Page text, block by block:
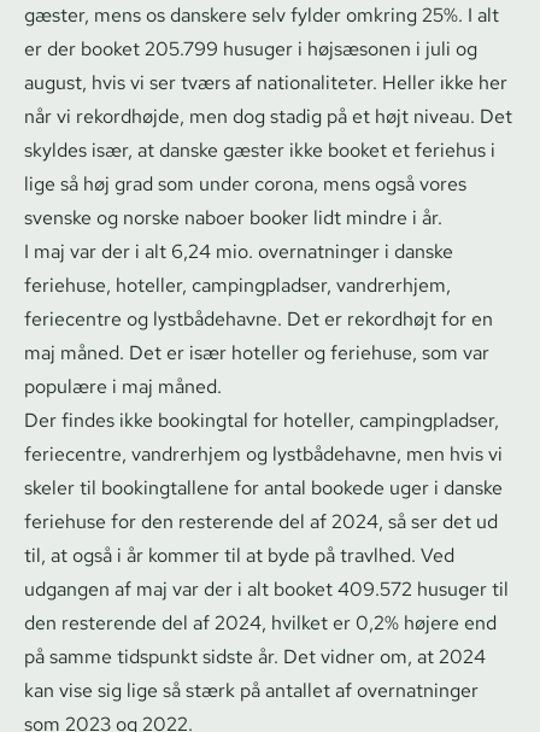
gæster, mens os danskere selv fylder omkring 25%. I alt
er der booket 205.799 husuger i højsæsonen i juli og
august, hvis vi ser tværs af nationaliteter. Heller ikke her
når vi rekordhøjde, men dog stadig på et højt niveau. Det
skyldes især, at danske gæster ikke booket et feriehus i
lige så høj grad som under corona, mens også vores
svenske og norske naboer booker lidt mindre i år.
I maj var der i alt 6,24 mio. overnatninger i danske
feriehuse, hoteller, campingpladser, vandrerhjem,
feriecentre og lystbådehavne. Det er rekordhøjt for en
maj måned. Det er især hoteller og feriehuse, som var
populære i maj måned.
Der findes ikke bookingtal for hoteller, campingpladser,
feriecentre, vandrerhjem og lystbådehavne, men hvis vi
skeler til bookingtallene for antal bookede uger i danske
feriehuse for den resterende del af 2024, så ser det ud
til, at også i år kommer til at byde på travlhed. Ved
udgangen af maj var der i alt booket 409.572 husuger til
den resterende del af 2024, hvilket er 0,2% højere end
på samme tidspunkt sidste år. Det vidner om, at 2024
kan vise sig lige så stærk på antallet af overnatninger
som 2023 og 2022.